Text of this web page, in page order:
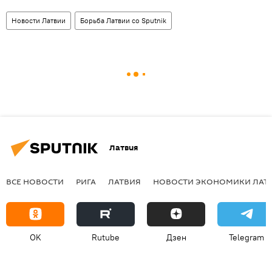
Новости Латвии Борьба Латвии со Sputnik
Латвия
ВСЕ НОВОСТИ РИГА ЛАТВИЯ НОВОСТИ ЭКОНОМИКИ
OK Rutube Дзен Telegram